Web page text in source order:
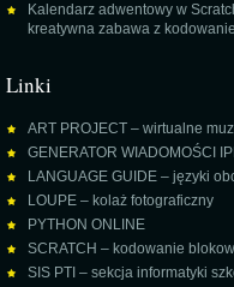
Kalendarz adwentowy w
kreatywna zabawa z
Linki
ART PROJECT – wirtualne
GENERATOR WIADOMOŚCI
LANGUAGE GUIDE – języki
LOUPE – kolaż fotograficzny
PYTHON ONLINE
SCRATCH – kodowanie
SIS PTI – sekcja informatyki